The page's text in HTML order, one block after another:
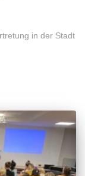
in der Stadt